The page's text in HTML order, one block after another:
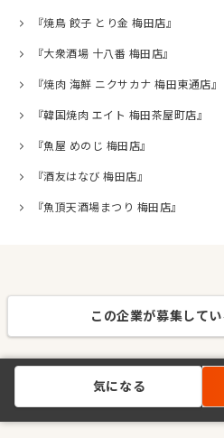
『焼鳥 餃子 とり金 梅田店』
『大衆酒場 十八番 梅田店』
『焼肉 海鮮 ニクサカナ 梅田東通店』
『韓国焼肉 エイト 梅田茶屋町店』
『魚屋 めのじ 梅田店』
『酒友はなび 梅田店』
『魚頂天酒場まつり 梅田店』
この企業が募集して
気になる